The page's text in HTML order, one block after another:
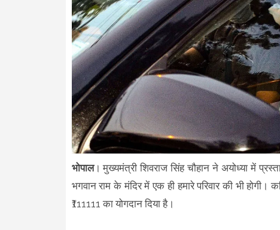
भोपाल। मुख्यमंत्री शिवराज सिंह चौहान ने अयोध्या में
भगवान राम के मंदिर में एक ही हमारे परिवार की भी होगी।
₹111111 का योगदान दिया है।